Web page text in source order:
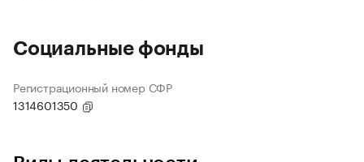
Социальные фонды
Регистрационный номер СФР
1314601350